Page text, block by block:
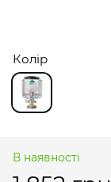
Колір
В наявності